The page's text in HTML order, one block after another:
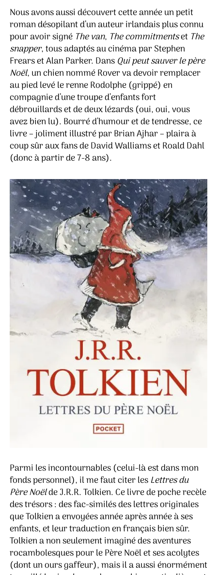
Nous avons aussi découvert cette année un petit
roman désopilant d’un auteur irlandais plus connu
pour avoir signé The van, The commitmentset The
snapper, tous adaptés au cinéma par Stephen
Frears et Alan Parker. Dans Qui peut sauver le père
Noël, un chien nommé Rover va devoir remplacer
au pied levé le renne Rodolphe (grippé) en
compagnie d’une troupe d’enfants fort
débrouillards et de deux lézards (oui, oui, vous
avez bien lu). Bourré d’humour et de tendresse, ce
livre – joliment illustré par Brian Ajhar – plaira à
coup sûr aux fans de David Walliams et Roald Dahl
(donc à partir de 7-8 ans).
Parmi les incontournables (celui-là est dans mon
fonds personnel), il me faut citer les Lettres du
Père Noëlde J.R.R. Tolkien. Ce livre de poche recèle
des trésors : des fac-similés des lettres originales
que Tolkien a envoyées année après année à ses
enfants, et leur traduction en français bien sûr.
Tolkien a non seulement imaginé des aventures
rocambolesques pour le Père Noël et ses acolytes
(dont un ours gaffeur), mais il a aussi énormément